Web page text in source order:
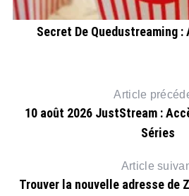
Secret De Quedustreaming
Article
10 août 2026 JustStream :
Séries
Article
Trouver la nouvelle adresse de